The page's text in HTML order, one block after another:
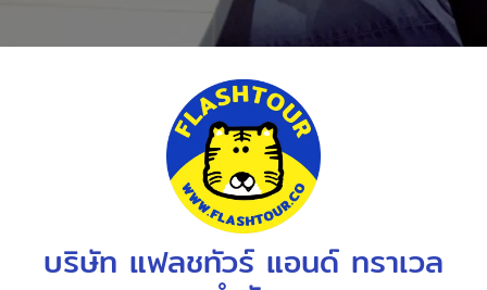
บริษัท แฟลชทัวร์ แอนด์ ทราเวล